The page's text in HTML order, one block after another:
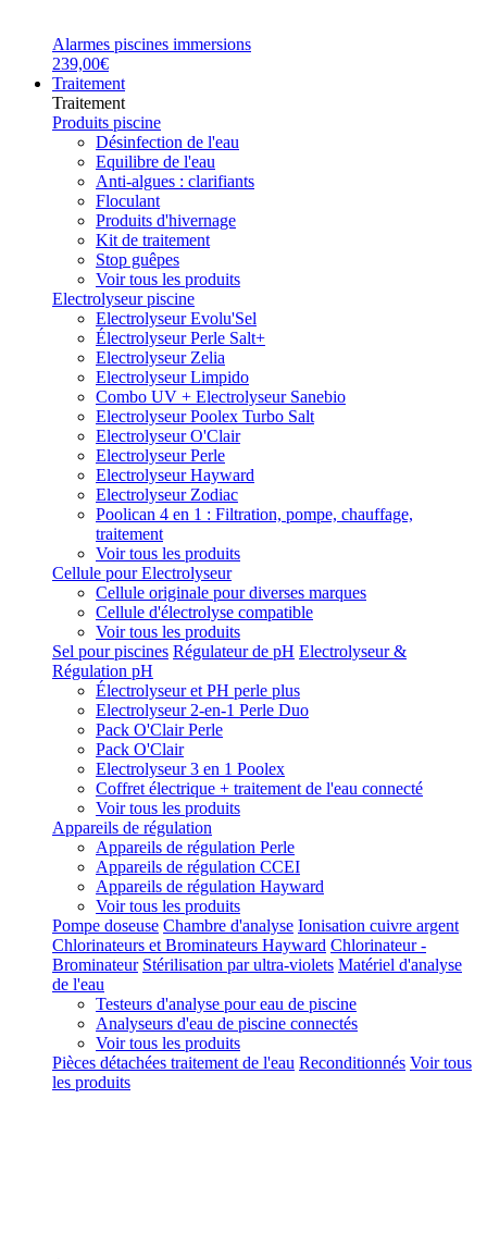
Alarmes piscines immersions
239,00€
Traitement
Traitement
Produits piscine
Désinfection de l'eau
Equilibre de l'eau
Anti-algues : clarifiants
Floculant
Produits d'hivernage
Kit de traitement
Stop guêpes
Voir tous les produits
Electrolyseur piscine
Electrolyseur Evolu'Sel
Électrolyseur Perle Salt+
Electrolyseur Zelia
Electrolyseur Limpido
Combo UV + Electrolyseur Sanebio
Electrolyseur Poolex Turbo Salt
Electrolyseur O'Clair
Electrolyseur Perle
Electrolyseur Hayward
Electrolyseur Zodiac
Poolican 4 en 1 : Filtration, pompe, chauffage,
traitement
Voir tous les produits
Cellule pour Electrolyseur
Cellule originale pour diverses marques
Cellule d'électrolyse compatible
Voir tous les produits
Sel pour piscines Régulateur de pH Electrolyseur &
Régulation pH
Électrolyseur et PH perle plus
Electrolyseur 2-en-1 Perle Duo
Pack O'Clair Perle
Pack O'Clair
Electrolyseur 3 en 1 Poolex
Coffret électrique + traitement de l'eau connecté
Voir tous les produits
Appareils de régulation
Appareils de régulation Perle
Appareils de régulation CCEI
Appareils de régulation Hayward
Voir tous les produits
Pompe doseuse Chambre d'analyse Ionisation cuivre argent
Chlorinateurs et Brominateurs Hayward Chlorinateur -
Brominateur Stérilisation par ultra-violets Matériel d'analyse
de l'eau
Testeurs d'analyse pour eau de piscine
Analyseurs d'eau de piscine connectés
Voir tous les produits
Pièces détachées traitement de l'eau Reconditionnés Voir tous
les produits